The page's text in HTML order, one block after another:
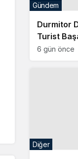
Durmitor
Turist
6 gün önce
Gündem
Diğer